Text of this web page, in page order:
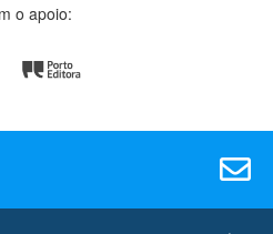
o apoio: